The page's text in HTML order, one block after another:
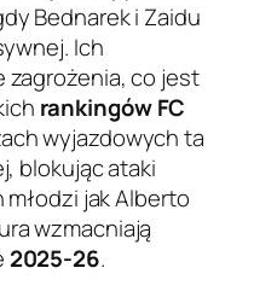
Bednarek i Zaidu
Ich
zagrożenia, co jest
rankingów FC
wyjazdowych ta
blokując ataki
młodzi jak Alberto
wzmacniają
2025-26.